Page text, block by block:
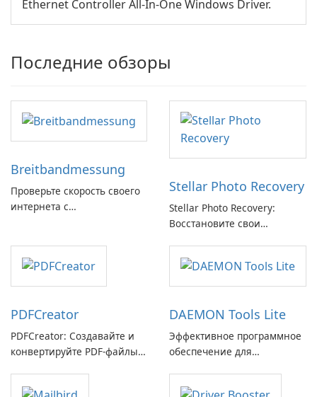
Ethernet Controller All-In-One Windows Driver.
Последние обзоры
Breitbandmessung
Проверьте скорость своего
интернета с
Stellar Photo Recovery
Stellar Photo Recovery:
Восстановите свои
с легкостью
PDFCreator
PDFCreator: Создавайте и
конвертируйте PDF-файлы с
DAEMON Tools Lite
Эффективное программное
обеспечение для